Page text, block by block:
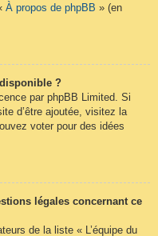
À propos de phpBB » (en
?
par phpBB Limited. Si
d’être ajoutée, visitez la
voter pour des idées
légales concernant ce
de la liste « L’équipe du